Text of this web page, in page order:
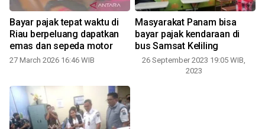
Bayar pajak tepat waktu di
Riau berpeluang dapatkan
emas dan sepeda motor
27 March 2026 16:46 WIB
Masyarakat Panam bisa
bayar pajak kendaraan di
bus Samsat Keliling
26 September 2023 19:05 WIB,
2023